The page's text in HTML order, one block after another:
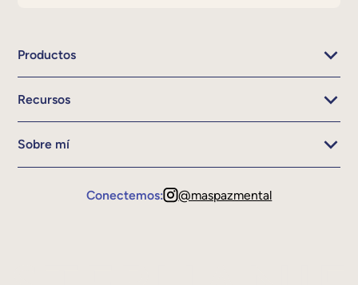
Productos
Recursos
Sobre mí
Conectemos: @maspazmental